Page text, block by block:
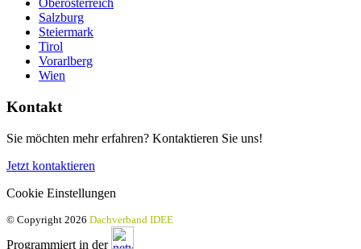
Oberösterreich
Salzburg
Steiermark
Tirol
Vorarlberg
Wien
Kontakt
Sie möchten mehr erfahren? Kontaktieren Sie uns!
Jetzt kontaktieren
Cookie Einstellungen
© Copyright 2026 Dachverband IDEE
Programmiert in der